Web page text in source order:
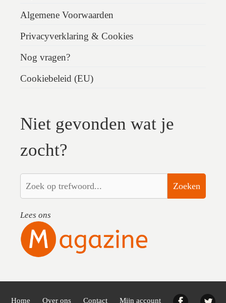
Algemene Voorwaarden
Privacyverklaring & Cookies
Nog vragen?
Cookiebeleid (EU)
Niet gevonden wat je
zocht?
Zoeken
Lees ons
Home Over ons Contact Mijn account Facebook